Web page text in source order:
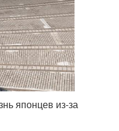
японцев из-за